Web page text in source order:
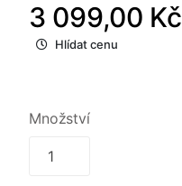
3 099,00 Kč
Hlídat cenu
Množství